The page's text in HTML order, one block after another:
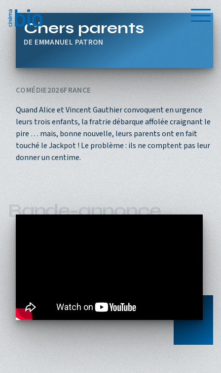
Chers parents
EMMANUEL PATRON
COMÉDIE2026FRANCE
Quand Alice et Vincent Gauthier convoquent en urgence
leurs trois enfants, la fratrie débarque affolée craignant le
pire … mais, bonne nouvelle, leurs parents ont en fait
touché le Jackpot ! Le problème : ils ne comptent pas leur
donner un centime.
Bande-annonce